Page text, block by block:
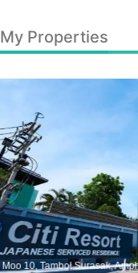
My Properties
20110 15